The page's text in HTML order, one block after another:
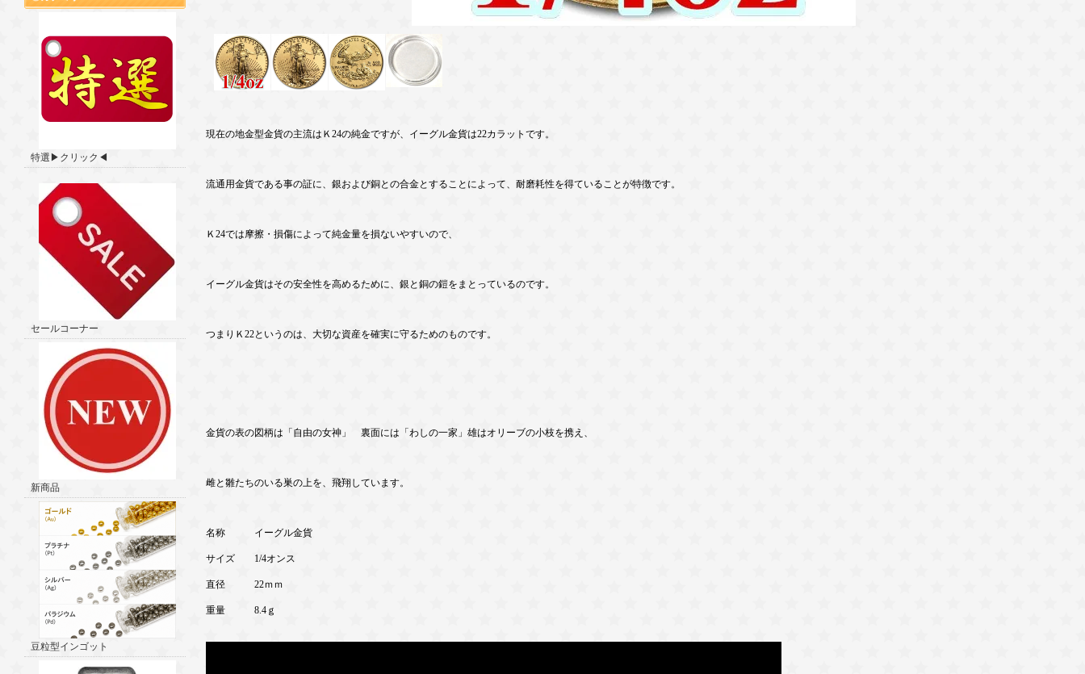
特選▶クリック◀
セールコーナー
新商品
豆粒型インゴット
現在の地金型金貨の主流はＫ24の純金ですが、イーグル金貨は22カラットです。
流通用金貨である事の証に、銀および銅との合金とすることによって、耐磨耗性を得ていることが特徴です。
Ｋ24では摩擦・損傷によって純金量を損ないやすいので、
イーグル金貨はその安全性を高めるために、銀と銅の鎧をまとっているのです。
つまりＫ22というのは、大切な資産を確実に守るためのものです。
金貨の表の図柄は「自由の女神」 裏面には「わしの一家」雄はオリーブの小枝を携え、
雌と雛たちのいる巣の上を、飛翔しています。
名称 イーグル金貨
サイズ 1/4オンス
直径 22ｍｍ
重量 8.4ｇ